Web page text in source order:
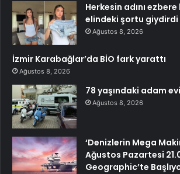
Herkesin adını
elindeki şortu giydirdi
Ağustos 8, 2026
İzmir Karabağlar’da BİO fark yarattı
Ağustos 8, 2026
78 yaşındaki adam
Ağustos 8, 2026
‘Denizlerin Mega
Ağustos Pazartesi
Geographic’te